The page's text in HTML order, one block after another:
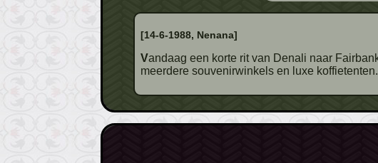
[14-6-1988, Nenana]
Vandaag een korte rit van Denali naar Fairbanks. In Nenana (foto) houden we een koffiestop. Het is een echte toeristenplaats met
meerdere souvenirwinkels en luxe koffietenten.